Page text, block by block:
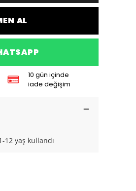
AL
10 gün içinde
iade değişim
12 yaş kullandı